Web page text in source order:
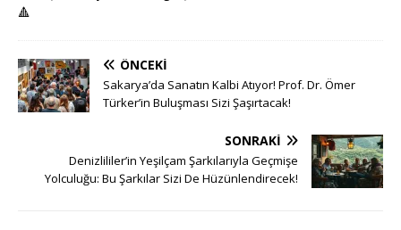
🔺
ÖNCEKI
Sakarya’da Sanatın Kalbi Atıyor! Prof. Dr. Ömer
Türker’in Buluşması Sizi Şaşırtacak!
SONRAKI
Denizlililer’in Yeşilçam Şarkılarıyla Geçmişe
Yolculuğu: Bu Şarkılar Sizi De Hüzünlendirecek!